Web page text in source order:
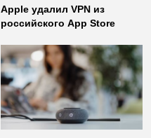
Apple удалил VPN из
российского App Store